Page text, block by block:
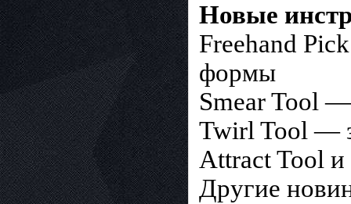
Новые
Freehand
формы
Smear Tool
Twirl Tool —
Attract Tool и
Другие